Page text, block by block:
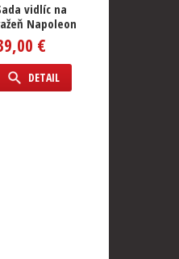
vidlíc na
Napoleon
€
DETAIL